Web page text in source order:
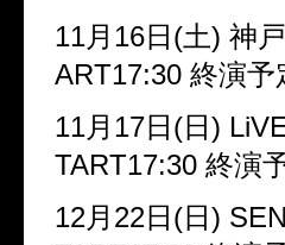
11月 16日 (土) 神戸
ART17:30 終演予
11月 17日 (日 )
TART17:30 終演
12月 22日 (日 )